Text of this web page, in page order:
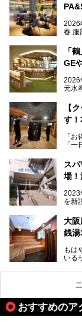
2026
春 服
当
サ
を融
今回
サ
高
スマ
「
GE
2026
元水
に“
今回
見
ろ
本記
紹介
い。
【
す！
「
「
利用
ある
チム
タイ
る迫
のう
ケや
で“
処
ス
場！
2023
を新
そん
室や
アル
大規
オー
大阪
銭
もは
いる
ペー
が
今回
泉・
おすすめのア